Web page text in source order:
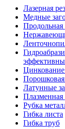
Лазерная
Медные
Продольная
Цинкование
Порошковая
Латунные
Плазменная
Рубка
Гибка листа
Гибка труб